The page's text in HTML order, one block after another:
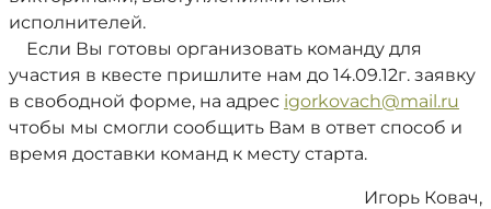
исполнителей.
Если Вы готовы организовать команду для
участия в квесте пришлите нам до 14.09.12г. заявку
в свободной форме, на адрес igorkovach@mail.ru
чтобы мы смогли сообщить Вам в ответ способ и
время доставки команд к месту старта.
Игорь Ковач,